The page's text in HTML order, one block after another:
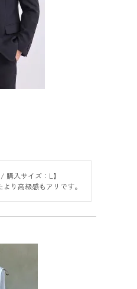
購入サイズ：L】
り高級感もアリです。